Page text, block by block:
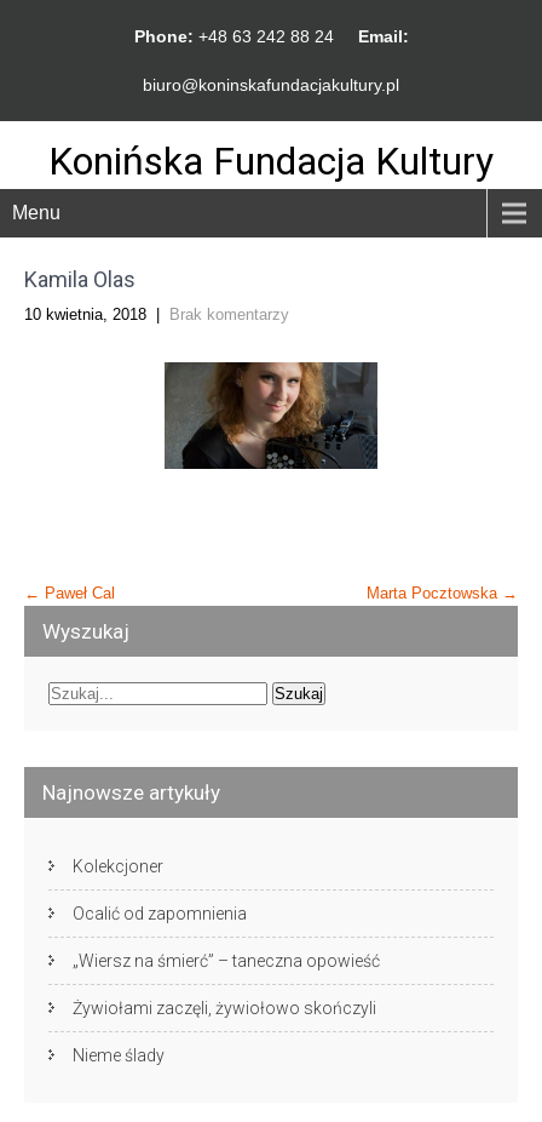
Phone: +48 63 242 88 24 Email:
biuro@koninskafundacjakultury.pl
Konińska Fundacja Kultury
Menu
Kamila Olas
10 kwietnia, 2018 Brak komentarzy
Post
navigation
← Paweł Cal Marta Pocztowska →
Wyszukaj
Najnowsze artykuły
Kolekcjoner
Ocalić od zapomnienia
„Wiersz na śmierć” – taneczna opowieść
Żywiołami zaczęli, żywiołowo skończyli
Nieme ślady